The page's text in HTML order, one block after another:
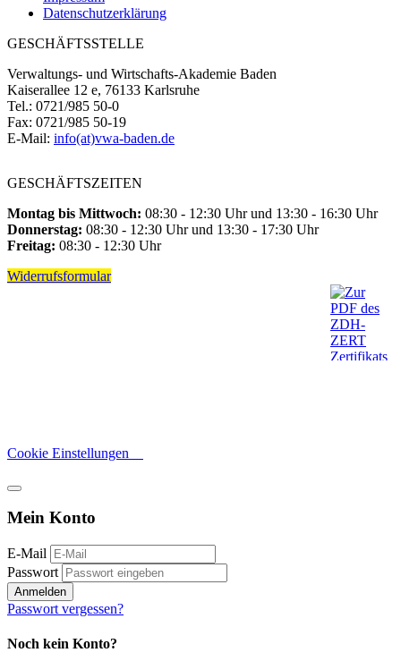
Datenschutzerklärung
GESCHÄFTSSTELLE
Verwaltungs- und Wirtschafts-Akademie Baden
Kaiserallee 12 e, 76133 Karlsruhe
Tel.: 0721/985 50-0
Fax: 0721/985 50-19
E-Mail: info(at)vwa-baden.de
GESCHÄFTSZEITEN
Montag bis Mittwoch: 08:30 - 12:30 Uhr und 13:30 - 16:30 Uhr
Donnerstag: 08:30 - 12:30 Uhr und 13:30 - 17:30 Uhr
Freitag: 08:30 - 12:30 Uhr
Widerrufsformular
Cookie Einstellungen
Mein Konto
E-Mail
Passwort
Anmelden
Passwort vergessen?
Noch kein Konto?